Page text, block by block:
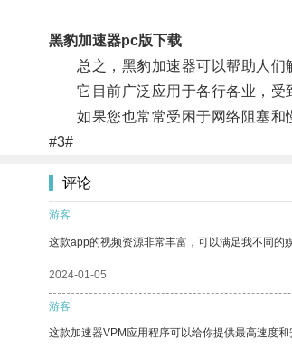
黑豹加速器pc版下载
总之，黑豹加速器可以帮助人们解
它目前广泛应用于各行各业，受
如果您也常常受困于网络阻塞和慢
#3#
评论
游客
这款app的视频资源非常丰富，可以满足我不同的
2024-01-05
游客
这款加速器VPM应用程序可以给你提供最高速度和